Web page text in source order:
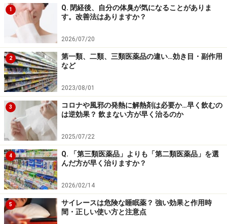
1
Q. 閉経後、自分の体臭が気になることがありま
す。改善法はありますか？
2026/07/20
2
第一類、二類、三類医薬品の違い…効き目・副作用
など
2023/08/01
3
コロナや風邪の発熱に解熱剤は必要か…早く飲むの
は逆効果？ 飲まない方が早く治るのか
2025/07/22
4
Q. 「第三類医薬品」よりも「第二類医薬品」を選
んだ方が早く治りますか？
2026/02/14
5
サイレースは危険な睡眠薬？ 強い効果と作用時
間・正しい使い方と注意点